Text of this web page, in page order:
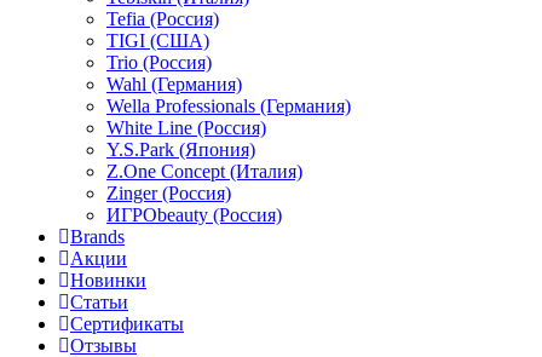
Tefia (Россия)
TIGI (США)
Trio (Россия)
Wahl (Германия)
Wella Professionals (Германия)
White Line (Россия)
Y.S.Park (Япония)
Z.One Concept (Италия)
Zinger (Россия)
ИГРОbeauty (Россия)
Brands
Акции
Новинки
Статьи
Сертификаты
Отзывы